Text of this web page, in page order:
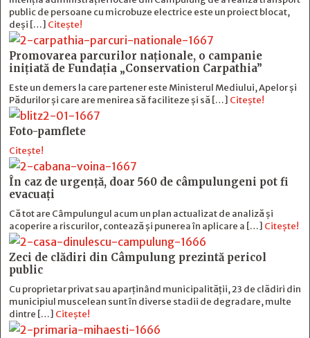
public de persoane cu microbuze electrice este un proiect blocat,
deși […] Citește!
Promovarea parcurilor naționale, o campanie
inițiată de Fundația „Conservation Carpathia”
Este un demers la care partener este Ministerul Mediului, Apelor și
Pădurilor și care are menirea să faciliteze și să […] Citește!
Foto-pamflete
Citește!
În caz de urgență, doar 560 de câmpulungeni pot fi
evacuați
Că tot are Câmpulungul acum un plan actualizat de analiză și
acoperire a riscurilor, contează și punerea în aplicare a […] Citește!
Zeci de clădiri din Câmpulung prezintă pericol
public
Cu proprietar privat sau aparținând municipalității, 23 de clădiri din
municipiul muscelean sunt în diverse stadii de degradare, multe
dintre […] Citește!